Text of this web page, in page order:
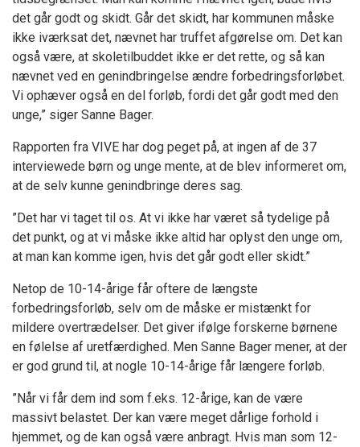
det går godt og skidt. Går det skidt, har kommunen måske
ikke iværksat det, nævnet har truffet afgørelse om. Det kan
også være, at skoletilbuddet ikke er det rette, og så kan
nævnet ved en genindbringelse ændre forbedringsforløbet.
Vi ophæver også en del forløb, fordi det går godt med den
unge,” siger Sanne Bager.
Rapporten fra VIVE har dog peget på, at ingen af de 37
interviewede børn og unge mente, at de blev informeret om,
at de selv kunne genindbringe deres sag.
”Det har vi taget til os. At vi ikke har været så tydelige på
det punkt, og at vi måske ikke altid har oplyst den unge om,
at man kan komme igen, hvis det går godt eller skidt.”
Netop de 10-14-årige får oftere de længste
forbedringsforløb, selv om de måske er mistænkt for
mildere overtrædelser. Det giver ifølge forskerne børnene
en følelse af uretfærdighed. Men Sanne Bager mener, at der
er god grund til, at nogle 10-14-årige får længere forløb.
”Når vi får dem ind som f.eks. 12-årige, kan de være
massivt belastet. Der kan være meget dårlige forhold i
hjemmet, og de kan også være anbragt. Hvis man som 12-